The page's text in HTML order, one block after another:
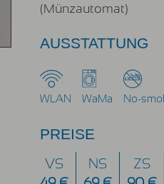
(Münzautomat)
AUSSTATTUNG
WLAN WaMa No-
PREISE
VS
NS
ZS